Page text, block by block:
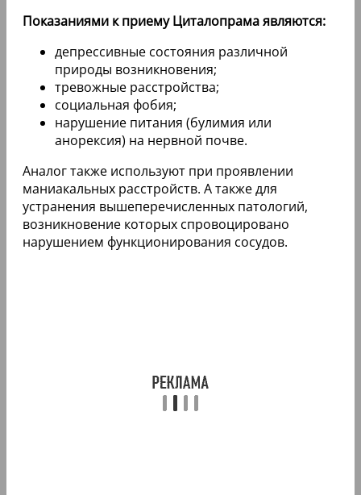
Показаниями к приему Циталопрама являются:
депрессивные состояния различной
природы возникновения;
тревожные расстройства;
социальная фобия;
нарушение питания (булимия или
анорексия) на нервной почве.
Аналог также используют при проявлении
маниакальных расстройств. А также для
устранения вышеперечисленных патологий,
возникновение которых спровоцировано
нарушением функционирования сосудов.